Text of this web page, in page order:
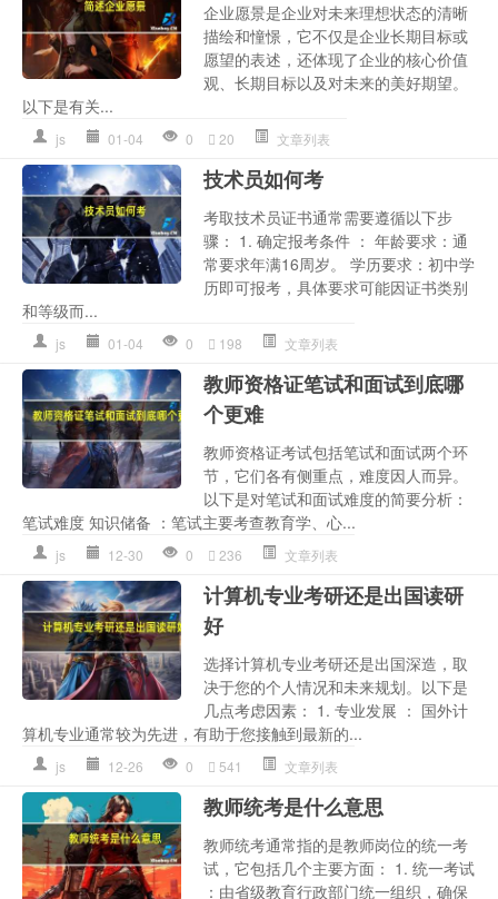
企业愿景是企业对未来理想状态的清晰
描绘和憧憬，它不仅是企业长期目标或
愿望的表述，还体现了企业的核心价值
观、长期目标以及对未来的美好期望。
以下是有关...
js 01-04 0 20 文章列表
技术员如何考
考取技术员证书通常需要遵循以下步
骤： 1. 确定报考条件 ： 年龄要求：通
常要求年满16周岁。 学历要求：初中学
历即可报考，具体要求可能因证书类别
和等级而...
js 01-04 0 198 文章列表
教师资格证笔试和面试到底哪
个更难
教师资格证考试包括笔试和面试两个环
节，它们各有侧重点，难度因人而异。
以下是对笔试和面试难度的简要分析：
笔试难度 知识储备 ：笔试主要考查教育学、心...
js 12-30 0 236 文章列表
计算机专业考研还是出国读研
好
选择计算机专业考研还是出国深造，取
决于您的个人情况和未来规划。以下是
几点考虑因素： 1. 专业发展 ： 国外计
算机专业通常较为先进，有助于您接触到最新的...
js 12-26 0 541 文章列表
教师统考是什么意思
教师统考通常指的是教师岗位的统一考
试，它包括几个主要方面： 1. 统一考试
：由省级教育行政部门统一组织，确保